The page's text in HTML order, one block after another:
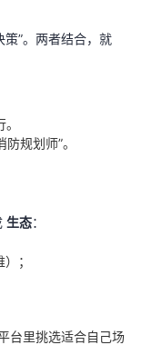
策”。两者结合，就
规划师”。
生态：
；
台里挑选适合自己场